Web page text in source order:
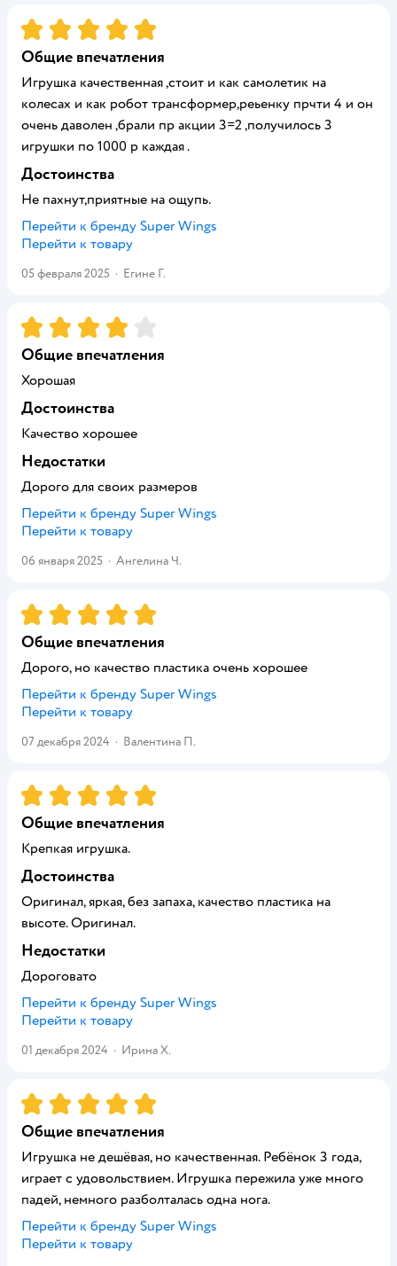
Рейтинг:5
Общие впечатления
Игрушка качественная ,стоит и как самолетик на
колесах и как робот трансформер,реьенку прчти 4 и он
очень даволен ,брали пр акции 3=2 ,получилось 3
игрушки по 1000 р каждая .
Достоинства
Не пахнут,приятные на ощупь.
Перейти к бренду Super Wings
Перейти к товару
05 февраля 2025 · Егине Г.
Рейтинг:4
Общие впечатления
Хорошая
Достоинства
Качество хорошее
Недостатки
Дорого для своих размеров
Перейти к бренду Super Wings
Перейти к товару
06 января 2025 · Ангелина Ч.
Рейтинг:5
Общие впечатления
Дорого, но качество пластика очень хорошее
Перейти к бренду Super Wings
Перейти к товару
07 декабря 2024 · Валентина П.
Рейтинг:5
Общие впечатления
Крепкая игрушка.
Достоинства
Оригинал, яркая, без запаха, качество пластика на
высоте. Оригинал.
Недостатки
Дороговато
Перейти к бренду Super Wings
Перейти к товару
01 декабря 2024 · Ирина Х.
Рейтинг:5
Общие впечатления
Игрушка не дешёвая, но качественная. Ребёнок 3 года,
играет с удовольствием. Игрушка пережила уже много
падей, немного разболталась одна нога.
Перейти к бренду Super Wings
Перейти к товару